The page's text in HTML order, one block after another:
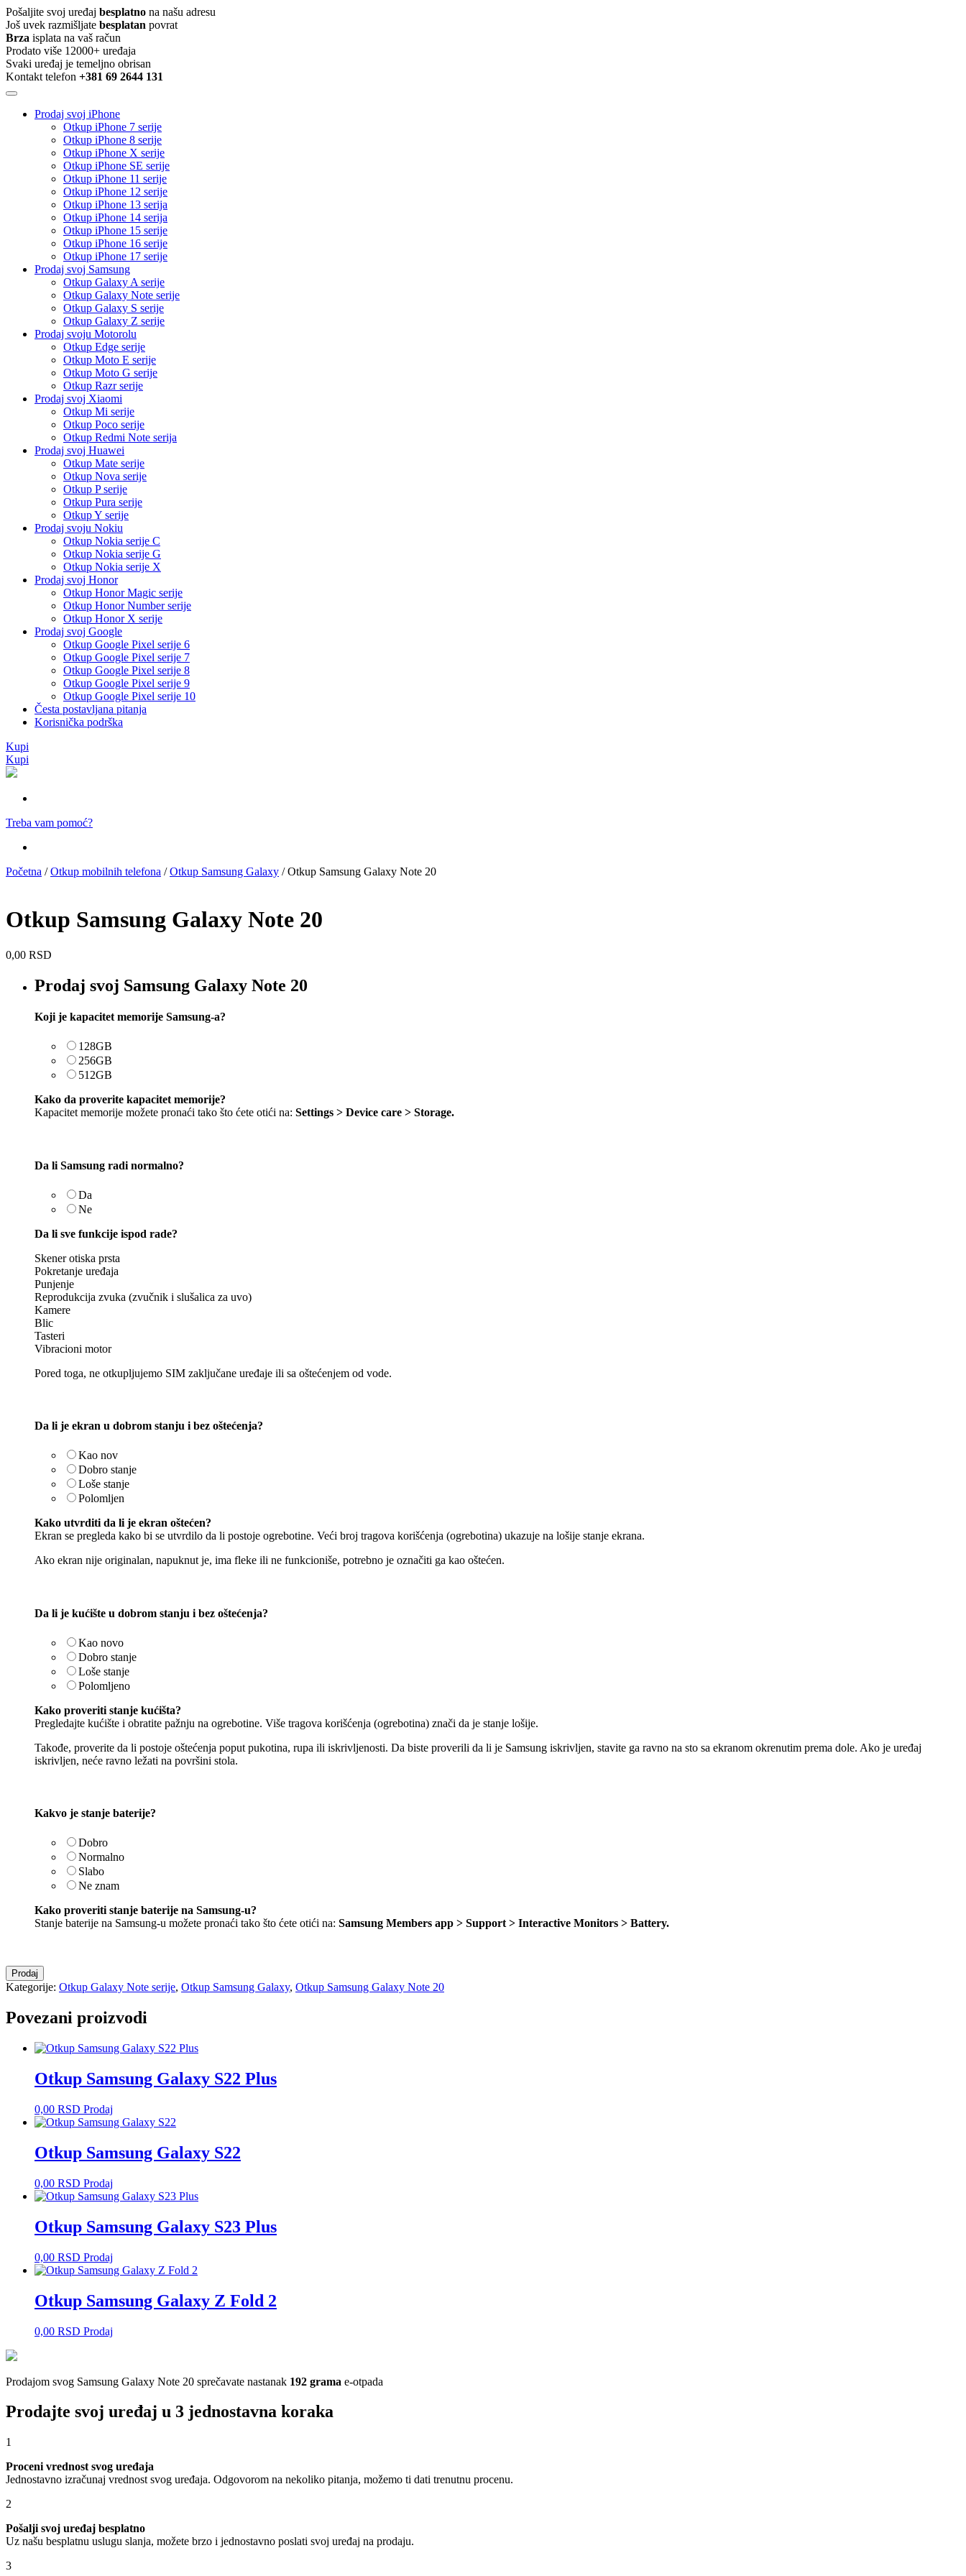
Pošaljite svoj uređaj besplatno na našu adresu
Još uvek razmišljate besplatan povrat
Brza isplata na vaš račun
Prodato više 12000+ uređaja
Svaki uređaj je temeljno obrisan
Kontakt telefon +381 69 2644 131
Prodaj svoj iPhone
Otkup iPhone 7 serije
Otkup iPhone 8 serije
Otkup iPhone X serije
Otkup iPhone SE serije
Otkup iPhone 11 serije
Otkup iPhone 12 serije
Otkup iPhone 13 serija
Otkup iPhone 14 serija
Otkup iPhone 15 serije
Otkup iPhone 16 serije
Otkup iPhone 17 serije
Prodaj svoj Samsung
Otkup Galaxy A serije
Otkup Galaxy Note serije
Otkup Galaxy S serije
Otkup Galaxy Z serije
Prodaj svoju Motorolu
Otkup Edge serije
Otkup Moto E serije
Otkup Moto G serije
Otkup Razr serije
Prodaj svoj Xiaomi
Otkup Mi serije
Otkup Poco serije
Otkup Redmi Note serija
Prodaj svoj Huawei
Otkup Mate serije
Otkup Nova serije
Otkup P serije
Otkup Pura serije
Otkup Y serije
Prodaj svoju Nokiu
Otkup Nokia serije C
Otkup Nokia serije G
Otkup Nokia serije X
Prodaj svoj Honor
Otkup Honor Magic serije
Otkup Honor Number serije
Otkup Honor X serije
Prodaj svoj Google
Otkup Google Pixel serije 6
Otkup Google Pixel serije 7
Otkup Google Pixel serije 8
Otkup Google Pixel serije 9
Otkup Google Pixel serije 10
Česta postavljana pitanja
Korisnička podrška
Kupi
Kupi
Treba vam pomoć?
Početna /Otkup mobilnih telefona /Otkup Samsung Galaxy / Otkup Samsung Galaxy Note 20
Otkup Samsung Galaxy Note 20
0,00 RSD
Prodaj svoj Samsung Galaxy Note 20
Koji je kapacitet memorije Samsung-a?
128GB
256GB
512GB
Kako da proverite kapacitet memorije?
Kapacitet memorije možete pronaći tako što ćete otići na: Settings > Device care > Storage.
Da li Samsung radi normalno?
Da
Ne
Da li sve funkcije ispod rade?
Skener otiska prsta
Pokretanje uređaja
Punjenje
Reprodukcija zvuka (zvučnik i slušalica za uvo)
Kamere
Blic
Tasteri
Vibracioni motor
Pored toga, ne otkupljujemo SIM zaključane uređaje ili sa oštećenjem od vode.
Da li je ekran u dobrom stanju i bez oštećenja?
Kao nov
Dobro stanje
Loše stanje
Polomljen
Kako utvrditi da li je ekran oštećen?
Ekran se pregleda kako bi se utvrdilo da li postoje ogrebotine. Veći broj tragova korišćenja (ogrebotina) ukazuje na lošije stanje ekrana.
Ako ekran nije originalan, napuknut je, ima fleke ili ne funkcioniše, potrebno je označiti ga kao oštećen.
Da li je kućište u dobrom stanju i bez oštećenja?
Kao novo
Dobro stanje
Loše stanje
Polomljeno
Kako proveriti stanje kućišta?
Pregledajte kućište i obratite pažnju na ogrebotine. Više tragova korišćenja (ogrebotina) znači da je stanje lošije.
Takođe, proverite da li postoje oštećenja poput pukotina, rupa ili iskrivljenosti. Da biste proverili da li je Samsung iskrivljen, stavite ga ravno na sto sa ekranom okrenutim prema dole. Ako je uređaj
iskrivljen, neće ravno ležati na površini stola.
Kakvo je stanje baterije?
Dobro
Normalno
Slabo
Ne znam
Kako proveriti stanje baterije na Samsung-u?
Stanje baterije na Samsung-u možete pronaći tako što ćete otići na: Samsung Members app > Support > Interactive Monitors > Battery.
Otkup
Samsung
Galaxy
Note
20
Prodaj
Kategorije: Otkup Galaxy Note serije, Otkup Samsung Galaxy, Otkup Samsung Galaxy Note 20
Povezani proizvodi
Otkup Samsung Galaxy S22 Plus
0,00 RSD Prodaj
Otkup Samsung Galaxy S22
0,00 RSD Prodaj
Otkup Samsung Galaxy S23 Plus
0,00 RSD Prodaj
Otkup Samsung Galaxy Z Fold 2
0,00 RSD Prodaj
Prodajom svog Samsung Galaxy Note 20 sprečavate nastanak 192 grama e-otpada
Prodajte svoj uređaj u 3 jednostavna koraka
1
Proceni vrednost svog uređaja
Jednostavno izračunaj vrednost svog uređaja. Odgovorom na nekoliko pitanja, možemo ti dati trenutnu procenu.
2
Pošalji svoj uređaj besplatno
Uz našu besplatnu uslugu slanja, možete brzo i jednostavno poslati svoj uređaj na prodaju.
3